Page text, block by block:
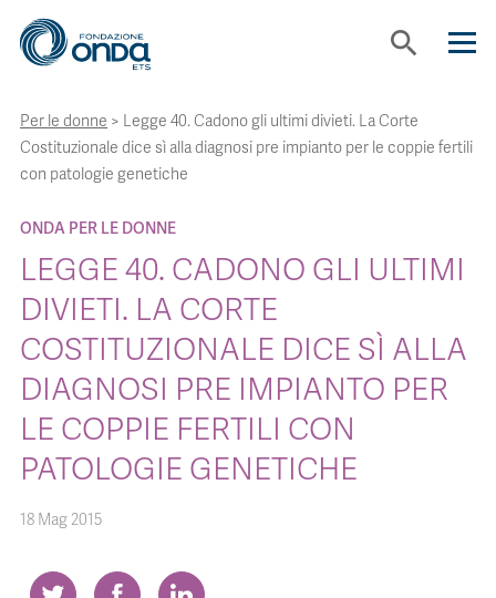
search
CHI SIAMO
STRUMENTI
PROGETTI
BOLLINI
Per le donne > Legge 40. Cadono gli ultimi divieti. La Corte
Costituzionale dice sì alla diagnosi pre impianto per le coppie fertili
con patologie genetiche
ONDA PER LE DONNE
LEGGE 40. CADONO GLI ULTIMI
DIVIETI. LA CORTE
COSTITUZIONALE DICE SÌ ALLA
DIAGNOSI PRE IMPIANTO PER
LE COPPIE FERTILI CON
PATOLOGIE GENETICHE
18 Mag 2015